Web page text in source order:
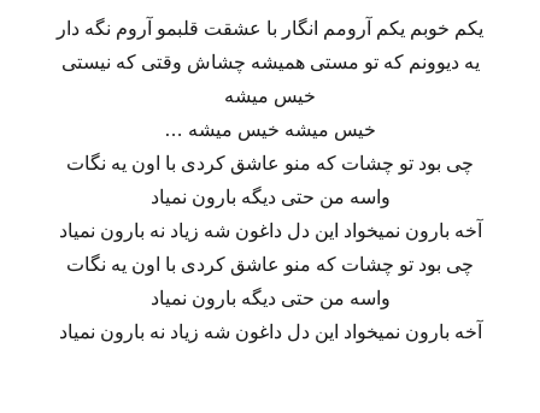
یکم خوبم یکم آرومم انگار با عشقت قلبمو آروم نگه دار
یه دیوونم که تو مستی همیشه چشاش وقتی که نیستی
خیس میشه
خیس میشه خیس میشه …
چی بود تو چشات که منو عاشق کردی با اون یه نگات
واسه من حتی دیگه بارون نمیاد
آخه بارون نمیخواد این دل داغون شه زیاد نه بارون نمیاد
چی بود تو چشات که منو عاشق کردی با اون یه نگات
واسه من حتی دیگه بارون نمیاد
آخه بارون نمیخواد این دل داغون شه زیاد نه بارون نمیاد